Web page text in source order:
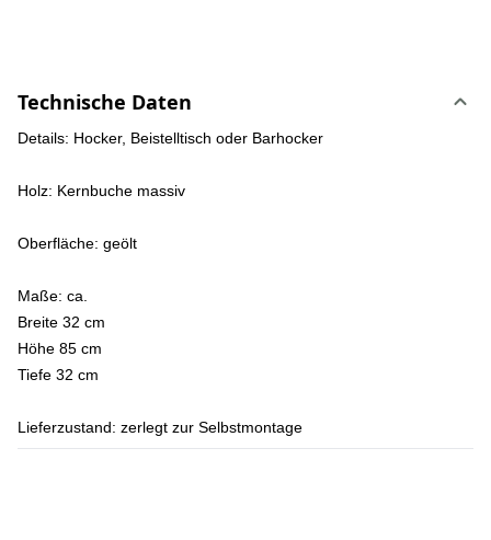
Technische Daten
Details: Hocker, Beistelltisch oder Barhocker
Holz: Kernbuche massiv
Oberfläche: geölt
Maße: ca.
Breite 32 cm
Höhe 85 cm
Tiefe 32 cm
Lieferzustand: zerlegt zur Selbstmontage